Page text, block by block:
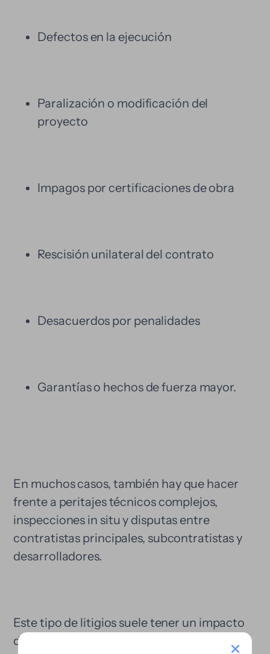
Defectos en la ejecución
Paralización o modificación del
proyecto
Impagos por certificaciones de obra
Rescisión unilateral del contrato
Desacuerdos por penalidades
Garantías o hechos de fuerza mayor.
En muchos casos, también hay que hacer
frente a peritajes técnicos complejos,
inspecciones in situ y disputas entre
contratistas principales, subcontratistas y
desarrolladores.
Este tipo de litigios suele tener un impacto
directo en la liquidez de las empresas